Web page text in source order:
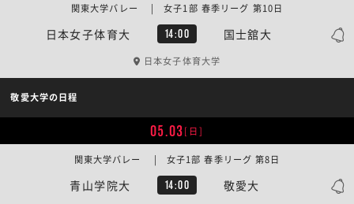
日本女子体育大 14:00 国士舘大
関東大学バレー | 女子1部 春季リーグ 第10日
日本女子体育大学
敬愛大学の日程
05.03[日]
青山学院大 14:00 敬愛大
関東大学バレー | 女子1部 春季リーグ 第8日